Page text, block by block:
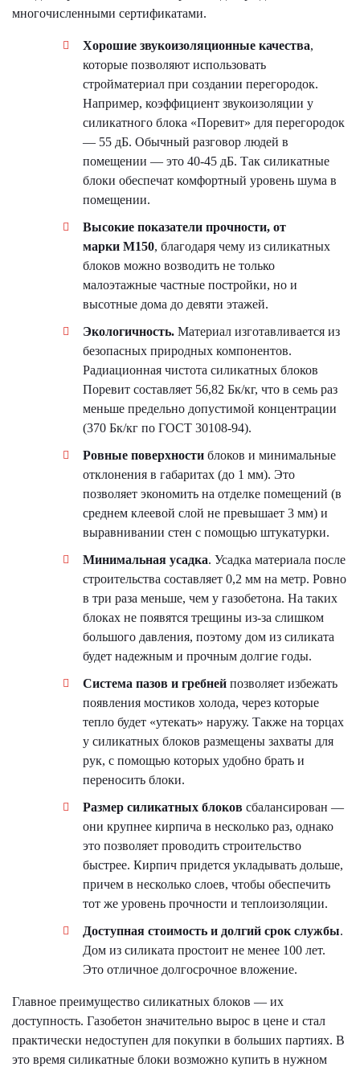
многочисленными сертификатами.
Хорошие звукоизоляционные качества,
которые позволяют использовать
стройматериал при создании перегородок.
Например, коэффициент звукоизоляции у
силикатного блока «Поревит» для перегородок
— 55 дБ. Обычный разговор людей в
помещении — это 40-45 дБ. Так силикатные
блоки обеспечат комфортный уровень шума в
помещении.
Высокие показатели прочности, от
марки M150, благодаря чему из силикатных
блоков можно возводить не только
малоэтажные частные постройки, но и
высотные дома до девяти этажей.
Экологичность. Материал изготавливается из
безопасных природных компонентов.
Радиационная чистота силикатных блоков
Поревит составляет 56,82 Бк/кг, что в семь раз
меньше предельно допустимой концентрации
(370 Бк/кг по ГОСТ 30108-94).
Ровные поверхности блоков и минимальные
отклонения в габаритах (до 1 мм). Это
позволяет экономить на отделке помещений (в
среднем клеевой слой не превышает 3 мм) и
выравнивании стен с помощью штукатурки.
Минимальная усадка. Усадка материала после
строительства составляет 0,2 мм на метр. Ровно
в три раза меньше, чем у газобетона. На таких
блоках не появятся трещины из-за слишком
большого давления, поэтому дом из силиката
будет надежным и прочным долгие годы.
Система пазов и гребней позволяет избежать
появления мостиков холода, через которые
тепло будет «утекать» наружу. Также на торцах
у силикатных блоков размещены захваты для
рук, с помощью которых удобно брать и
переносить блоки.
Размер силикатных блоков сбалансирован —
они крупнее кирпича в несколько раз, однако
это позволяет проводить строительство
быстрее. Кирпич придется укладывать дольше,
причем в несколько слоев, чтобы обеспечить
тот же уровень прочности и теплоизоляции.
Доступная стоимость и долгий срок службы.
Дом из силиката простоит не менее 100 лет.
Это отличное долгосрочное вложение.
Главное преимущество силикатных блоков — их
доступность. Газобетон значительно вырос в цене и стал
практически недоступен для покупки в больших партиях. В
это время силикатные блоки возможно купить в нужном